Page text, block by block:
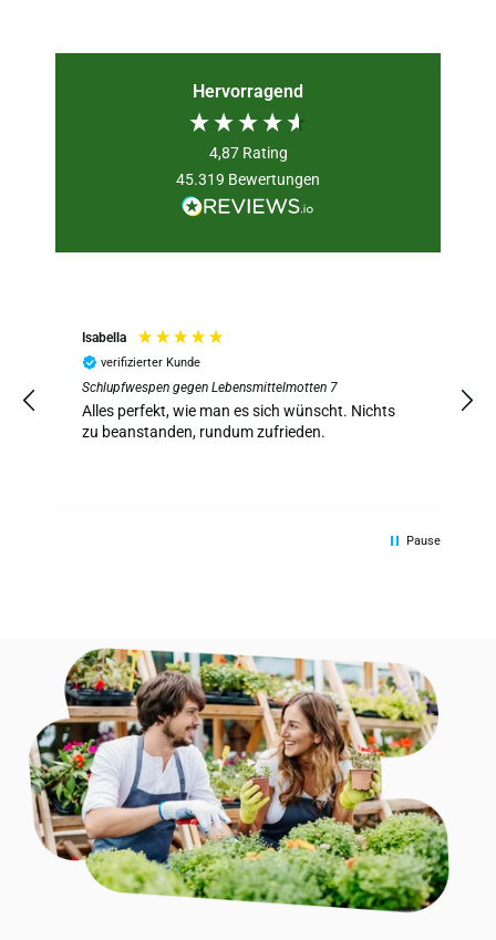
Hervorragend
4,87 Rating
45.319 Bewertungen
Isabella
verifizierter Kunde
Schlupfwespen gegen Lebensmittelmotten 7
Alles perfekt, wie man es sich wünscht. Nichts
zu beanstanden, rundum zufrieden.
Pause